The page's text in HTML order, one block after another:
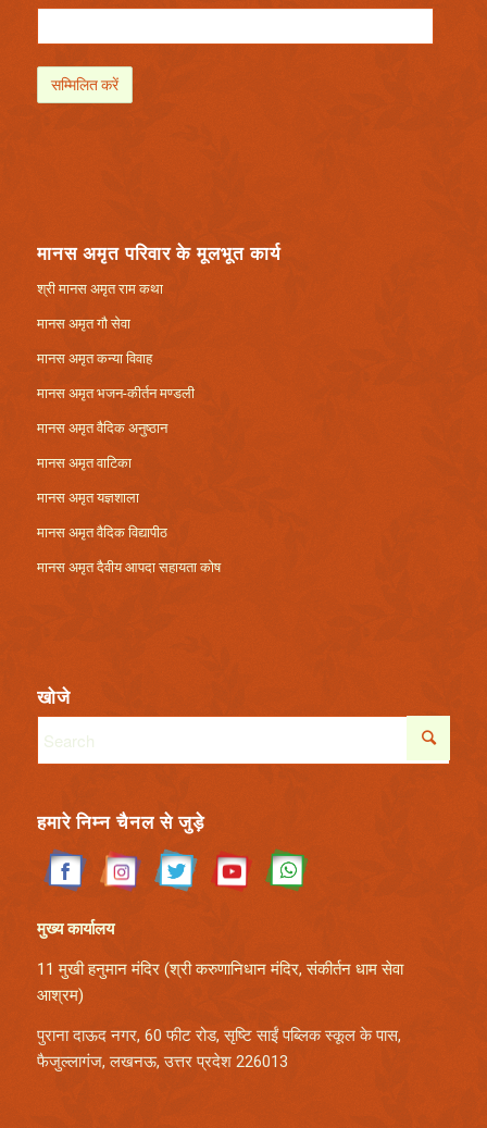
मानस अमृत परिवार के मूलभूत कार्य
श्री मानस अमृत राम कथा
मानस अमृत गौ सेवा
मानस अमृत कन्या विवाह
मानस अमृत भजन-कीर्तन मण्डली
मानस अमृत वैदिक अनुष्ठान
मानस अमृत वाटिका
मानस अमृत यज्ञशाला
मानस अमृत वैदिक विद्यापीठ
मानस अमृत दैवीय आपदा सहायता कोष
खोजे
हमारे निम्न चैनल से जुड़े
मुख्य कार्यालय
11 मुखी हनुमान मंदिर (श्री करुणानिधान मंदिर,संकीर्तन धाम सेवा
आश्रम)
पुराना दाऊद नगर, 60 फीट रोड, सृष्टि साईं पब्लिक स्कूल के पास,
फैजुल्लागंज, लखनऊ, उत्तर प्रदेश 226013